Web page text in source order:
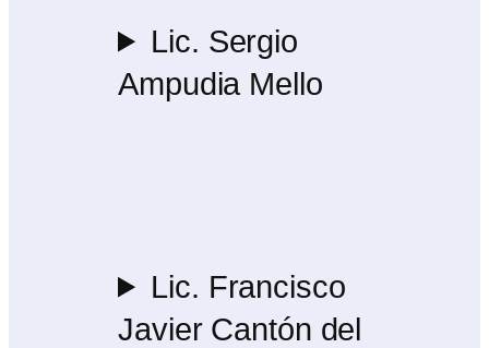
Lic. Sergio
Ampudia Mello
Lic. Francisco
Javier Cantón del